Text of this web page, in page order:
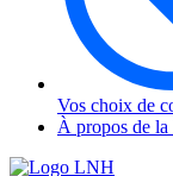
Vos choix de
À propos de